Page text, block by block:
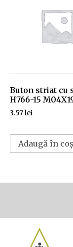
Buton striat cu
H766-15
3.57lei
Adaugă în coș